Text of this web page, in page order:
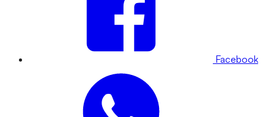
Facebook